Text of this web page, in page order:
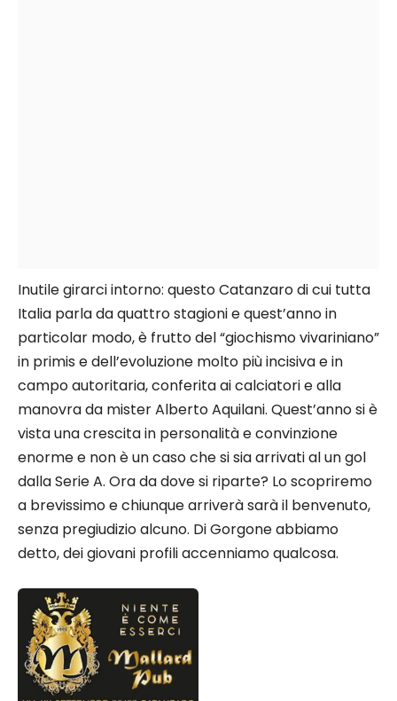
Inutile girarci intorno: questo Catanzaro di cui tutta
Italia parla da quattro stagioni e quest’anno in
particolar modo, è frutto del “giochismo vivariniano”
in primis e dell’evoluzione molto più incisiva e in
campo autoritaria, conferita ai calciatori e alla
manovra da mister Alberto Aquilani. Quest’anno si è
vista una crescita in personalità e convinzione
enorme e non è un caso che si sia arrivati al un gol
dalla Serie A. Ora da dove si riparte? Lo scopriremo
a brevissimo e chiunque arriverà sarà il benvenuto,
senza pregiudizio alcuno. Di Gorgone abbiamo
detto, dei giovani profili accenniamo qualcosa.